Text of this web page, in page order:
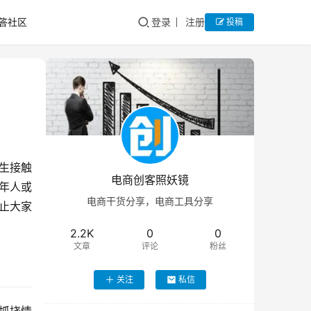
社区 登录 注册 投稿
接触
人或
大家
电商创客照妖镜
电商干货分享，电商工具分享
2.2K
文章
0
评论
0
粉丝
关注 私信